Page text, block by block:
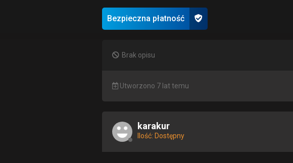
Bezpieczna płatność
Brak opisu
Utworzono 7 lat temu
karakur
Ilość: Dostępny